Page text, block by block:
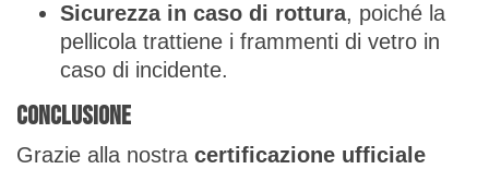
Sicurezza in caso di rottura, poiché la
pellicola trattiene i frammenti di vetro in
caso di incidente.
Conclusione
Grazie alla nostra certificazione ufficiale